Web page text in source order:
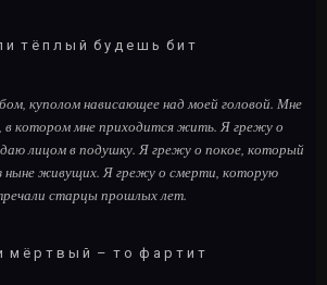
и т ё п л ы й б у д е ш ь б и т
куполом нависающее над моей головой. Мне
котором мне приходится жить. Я грежу о
лицом в подушку. Я грежу о покое, который
ныне живущих. Я грежу о смерти, которую
старцы прошлых лет.
м ё р т в ы й – т о ф а р т и т